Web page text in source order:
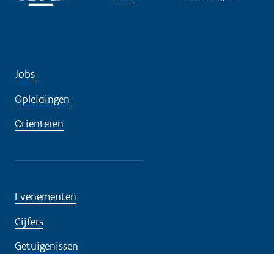
Jobs
Opleidingen
Oriënteren
Evenementen
Cijfers
Getuigenissen